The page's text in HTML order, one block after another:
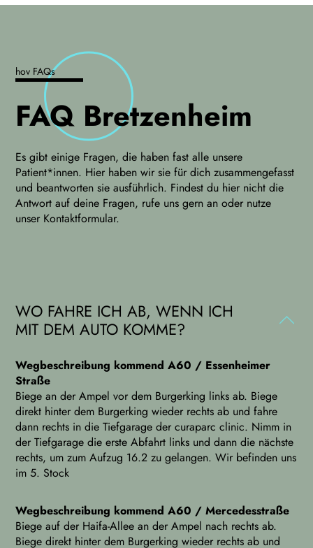
hov FAQs
FAQ Bretzenheim
Es gibt einige Fragen, die haben fast alle unsere
Patient*innen. Hier haben wir sie für dich zusammengefasst
und beantworten sie ausführlich. Findest du hier nicht die
Antwort auf deine Fragen, rufe uns gern an oder nutze
unser Kontaktformular.
WO FAHRE ICH AB, WENN ICH
MIT DEM AUTO KOMME?
Wegbeschreibung kommend A60 / Essenheimer
Straße
Biege an der Ampel vor dem Burgerking links ab. Biege
direkt hinter dem Burgerking wieder rechts ab und fahre
dann rechts in die Tiefgarage der curaparc clinic. Nimm in
der Tiefgarage die erste Abfahrt links und dann die nächste
rechts, um zum Aufzug 16.2 zu gelangen. Wir befinden uns
im 5. Stock
Wegbeschreibung kommend A60 / Mercedesstraße
Biege auf der Haifa-Allee an der Ampel nach rechts ab.
Biege direkt hinter dem Burgerking wieder rechts ab und